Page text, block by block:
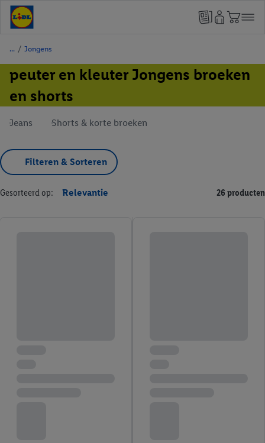
/ Jongens
peuter en kleuter Jongens broeken
en shorts
Jeans Shorts & korte broeken
Filteren & Sorteren
Gesorteerd op: Relevantie 26 producten